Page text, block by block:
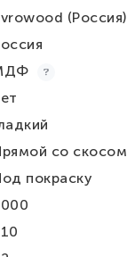
(Россия)
со скосом
покраску